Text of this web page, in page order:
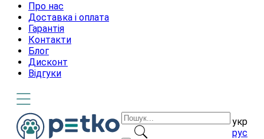
Про нас
Доставка і оплата
Гарантія
Контакти
Блог
Дисконт
Відгуки
укр
рус